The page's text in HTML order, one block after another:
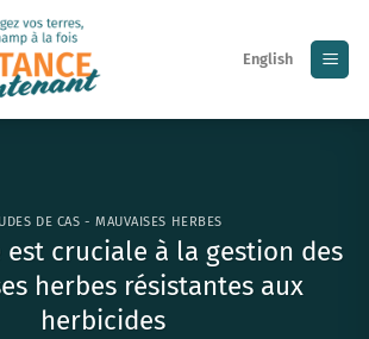
English
DE CAS - MAUVAISES HERBES
est cruciale à la gestion des
herbes résistantes aux
herbicides